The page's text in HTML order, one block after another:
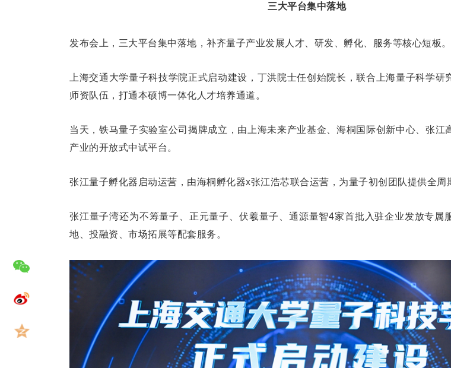
三大平台集中落地
发布会上，三大平台集中落地，补齐量子产业发展人才、研发、孵化、服务等核心短板。
上海交通大学量子科技学院正式启动建设，丁洪院士任创始院长，联合上海量子科学研
师资队伍，打通本硕博一体化人才培养通道。
当天，铁马量子实验室公司揭牌成立，由上海未来产业基金、海桐国际创新中心、张江
产业的开放式中试平台。
张江量子孵化器启动运营，由海桐孵化器x张江浩芯联合运营，为量子初创团队提供全周
张江量子湾还为不筹量子、正元量子、伏羲量子、通源量智4家首批入驻企业发放专属
地、投融资、市场拓展等配套服务。